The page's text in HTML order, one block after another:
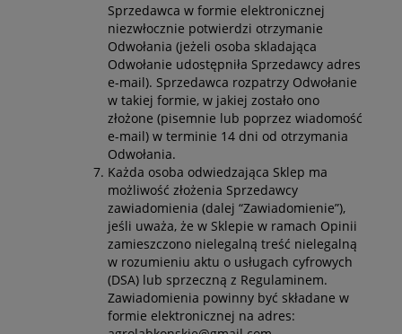
Sprzedawca w formie elektronicznej
niezwłocznie potwierdzi otrzymanie
Odwołania (jeżeli osoba skladająca
Odwołanie udostępniła Sprzedawcy adres
e-mail). Sprzedawca rozpatrzy Odwołanie
w takiej formie, w jakiej zostało ono
złożone (pisemnie lub poprzez wiadomość
e-mail) w terminie 14 dni od otrzymania
Odwołania.
Każda osoba odwiedzająca Sklep ma
możliwość złożenia Sprzedawcy
zawiadomienia (dalej “Zawiadomienie”),
jeśli uważa, że w Sklepie w ramach Opinii
zamieszczono nielegalną treść nielegalną
w rozumieniu aktu o usługach cyfrowych
(DSA) lub sprzeczną z Regulaminem.
Zawiadomienia powinny być składane w
formie elektronicznej na adres: